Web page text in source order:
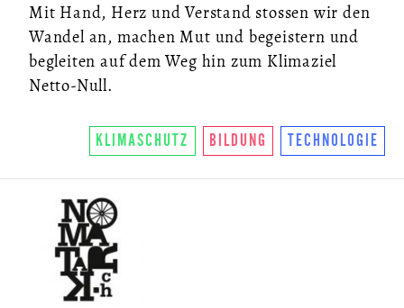
Mit Hand, Herz und Verstand stossen wir den
Wandel an, machen Mut und begeistern und
begleiten auf dem Weg hin zum Klimaziel
Netto-Null.
KLIMASCHUTZ BILDUNG TECHNOLOGIE